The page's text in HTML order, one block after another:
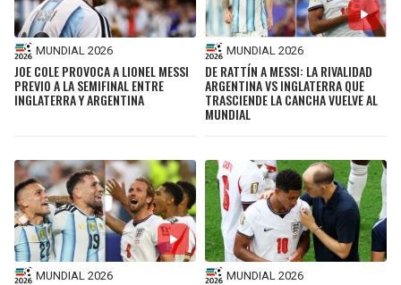
MUNDIAL 2026
JOE COLE PROVOCA A LIONEL MESSI
PREVIO A LA SEMIFINAL ENTRE
INGLATERRA Y ARGENTINA
MUNDIAL 2026
DE RATTÍN A MESSI: LA RIVALIDAD
ARGENTINA VS INGLATERRA QUE
TRASCIENDE LA CANCHA VUELVE AL
MUNDIAL
MUNDIAL 2026 MUNDIAL 2026